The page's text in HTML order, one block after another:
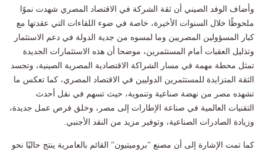
وأضاف الوفد الصيني أن ثقة الشركة في الاقتصاد المصري شهدت نموًا
ملحوظًا خلال السنوات الأخيرة، خاصة في ضوء اللقاءات التي عقدتها مع
كبار المسؤولين المصريين وما لمسوه من جدية الدولة في دعم الاستثمار
وتذليل العقبات أمام المستثمرين، موضحا أن هذه الاستثمارات الجديدة
تمثل محطة مهمة في مسار الشراكة الاقتصادية المصرية الصينية، وتجسد
الثقة المتزايدة للمستثمرين الدوليين في الاقتصاد المصري، كما تعكس ما
تشهده مصر من نهضة صناعية وتنموية، حيث تسهم في نقل أحدث
التقنيات العالمية في صناعة الإطارات إلى مصر، وخلق فرص عمل جديدة،
وزيادة الصادرات الصناعية، وتوفير مزيد من النقد الأجنبي.
كما تمت الإشارة إلى أن مصنع "بروميتيون" القائم بالعامرية ينتج حاليًا نحو